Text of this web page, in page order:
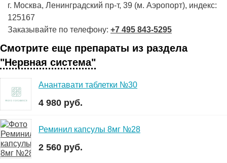
г. Москва, Ленинградский пр-т, 39 (м. Аэропорт), индекс:
125167
Заказывайте по телефону: +7 495 843-5295
Смотрите еще препараты из раздела
"Нервная система"
Анантавати таблетки №30
4 980 руб.
Реминил капсулы 8мг №28
2 560 руб.